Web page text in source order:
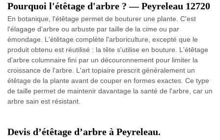
Pourquoi l'étêtage d'arbre ? — Peyreleau 12720
En botanique, l'étêtage permet de bouturer une plante. C'est
l'élagage d'arbre ou arbuste par taille de la cime ou par
émondage. L'étêtage complète l'arboriculture, excepté que le
produit obtenu est réutilisé : la tête s'utilise en bouture. L'étêtage
d'arbre columnaire fini par un découronnement pour limiter la
croissance de l'arbre. L'art topiaire prescrit généralement un
étêtage de la plante avant de couper en formes exactes. Ce type
de taille permet de maintenir davantage la santé de l'arbre, car un
arbre sain est résistant.
Devis d’étêtage d’arbre à Peyreleau.